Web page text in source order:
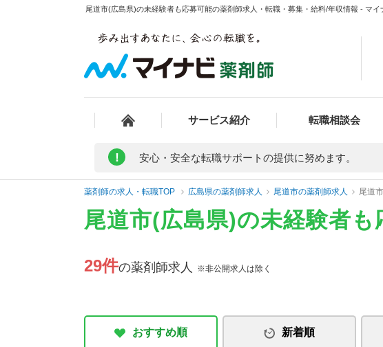
尾道市(広島県)の未経験者も応募可能の薬剤師求人・転職・募集・給料/年収情報 - マイ
サービス紹介 転職相談会
! 安心・安全な転職サポートの提供に努めます。
薬剤師の求人・転職TOP 広島県の薬剤師求人 尾道市の薬剤師求人 尾道
尾道市(広島県)の未経験者
29件の薬剤師求人 ※非公開求人は除く
おすすめ順 新着順